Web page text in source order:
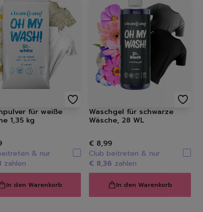
für weiße
1,35 kg
& nur
zahlen
In den Warenkorb
Waschgel für schwarze
Wäsche, 28 WL
€ 8,99
Club beitreten & nur
€ 8,36 zahlen
In den Warenkorb